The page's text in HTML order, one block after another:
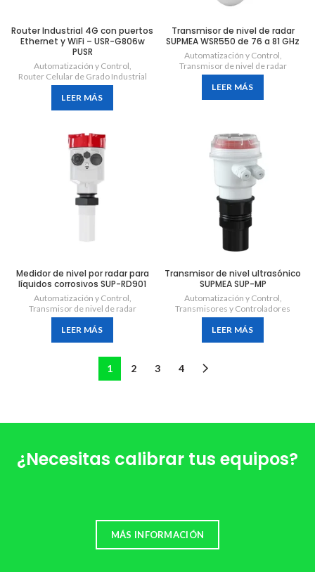
Router Industrial 4G con puertos
Ethernet y WiFi – USR-G806w
PUSR
Automatización y Control,
Router Celular de Grado Industrial
LEER MÁS
Transmisor de nivel de radar
SUPMEA WSR550 de 76 a 81 GHz
Automatización y Control,
Transmisor de nivel de radar
LEER MÁS
Medidor de nivel por radar para
líquidos corrosivos SUP-RD901
Automatización y Control,
Transmisor de nivel de radar
LEER MÁS
Transmisor de nivel ultrasónico
SUPMEA SUP-MP
Automatización y Control,
Transmisores y Controladores
LEER MÁS
1 2 3 4
¿Necesitas calibrar tus equipos?
MÁS INFORMACIÓN